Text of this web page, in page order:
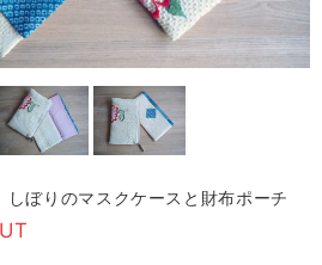
しぼりのマスクケースと財布ポーチ